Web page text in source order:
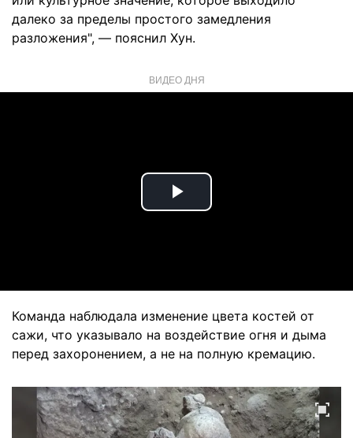
далеко за пределы простого замедления
разложения", — пояснил Хун.
ВИДЕО ДНЯ
Play
Команда наблюдала изменение цвета костей от
сажи, что указывало на воздействие огня и дыма
перед захоронением, а не на полную кремацию.